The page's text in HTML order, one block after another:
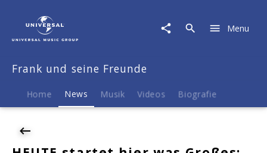
Freunde
News
HEUTE
startet
Menu
Frank und seine Freunde
Home News Musik Videos Biografie